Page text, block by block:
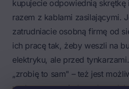
kupujecie odpowiednią
razem z kablami zasilającymi.
zatrudniacie osobną firmę od
ich pracę tak, żeby weszli na
elektryku, ale przed
„zrobię to sam" – też jest